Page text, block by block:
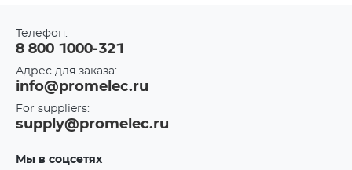
Телефон:
8 800 1000-321
Адрес для заказа:
info@promelec.ru
For suppliers:
supply@promelec.ru
Мы в соцсетях